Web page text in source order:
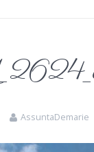
AssuntaDemarie